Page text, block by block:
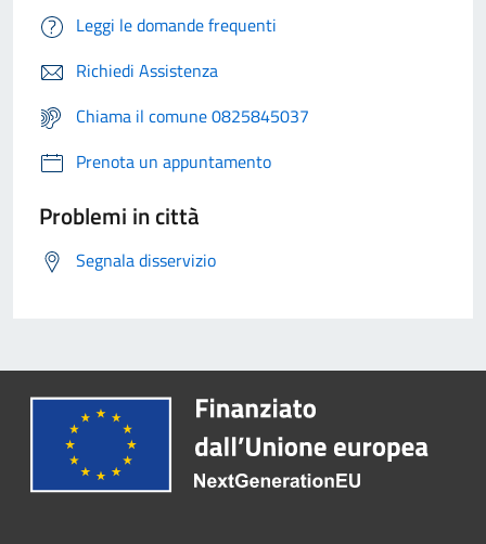
Leggi le domande frequenti
Richiedi Assistenza
Chiama il comune 0825845037
Prenota un appuntamento
Problemi in città
Segnala disservizio